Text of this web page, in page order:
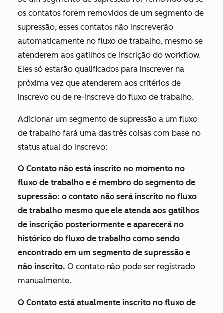
os contatos forem removidos de um segmento de
supressão, esses contatos não inscreverão
automaticamente no fluxo de trabalho, mesmo se
atenderem aos gatilhos de inscrição do workflow.
Eles só estarão qualificados para inscrever na
próxima vez que atenderem aos critérios de
inscrevo ou de re-inscreve do fluxo de trabalho.
Adicionar um segmento de supressão a um fluxo
de trabalho fará uma das três coisas com base no
status atual do inscrevo:
O Contato não está inscrito no momento no
fluxo de trabalho e é membro do segmento de
supressão: o contato não será inscrito no fluxo
de trabalho mesmo que ele atenda aos gatilhos
de inscrição posteriormente e aparecerá no
histórico do fluxo de trabalho como sendo
encontrado em um segmento de supressão e
não inscrito. O contato não pode ser registrado
manualmente.
O Contato está atualmente inscrito no fluxo de